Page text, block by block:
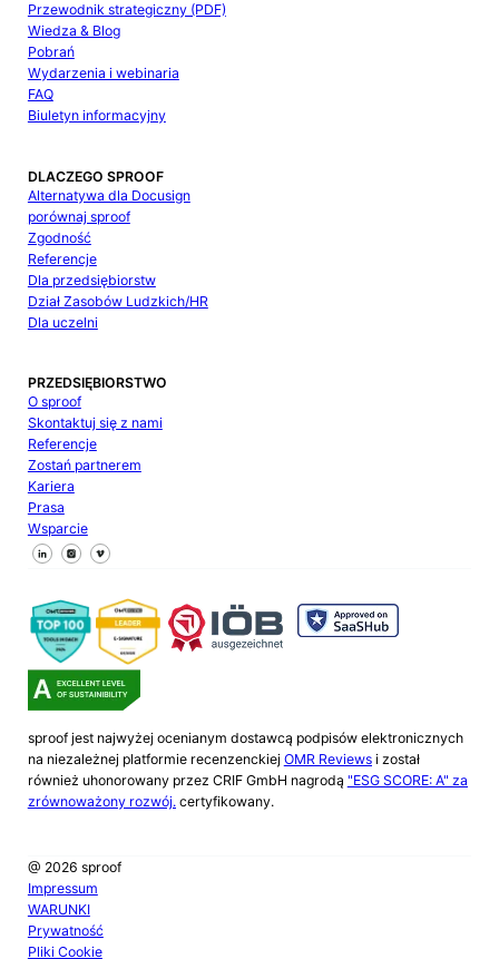
Przewodnik strategiczny (PDF)
Wiedza & Blog
Pobrań
Wydarzenia i webinaria
FAQ
Biuletyn informacyjny
DLACZEGO SPROOF
Alternatywa dla Docusign
porównaj sproof
Zgodność
Referencje
Dla przedsiębiorstw
Dział Zasobów Ludzkich/HR
Dla uczelni
PRZEDSIĘBIORSTWO
O sproof
Skontaktuj się z nami
Referencje
Zostań partnerem
Kariera
Prasa
Wsparcie
Śledź nas na Facebooku
Śledź nas na X
Śledź nas na LinkedIn
sproof jest najwyżej ocenianym dostawcą podpisów elektronicznych
na niezależnej platformie recenzenckiej OMR Reviewsi został
również uhonorowany przez CRIF GmbH nagrodą "ESG SCORE: A" za
zrównoważony rozwój.certyfikowany.
@ 2026 sproof
Impressum
WARUNKI
Prywatność
Pliki Cookie